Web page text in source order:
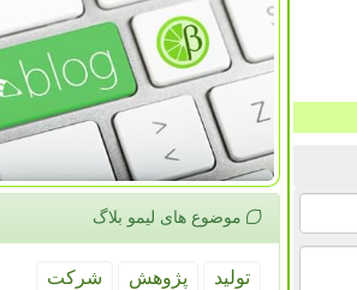
موضوع های لیمو بلاگ
تولید پژوهش
شركت